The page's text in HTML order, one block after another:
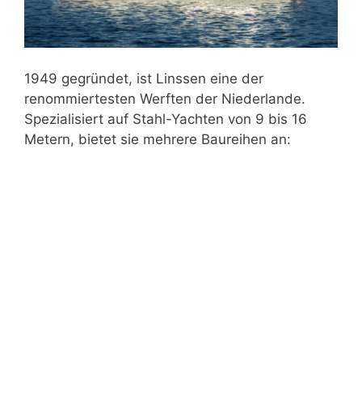
1949 gegründet, ist Linssen eine der
renommiertesten Werften der Niederlande.
Spezialisiert auf Stahl-Yachten von 9 bis 16
Metern, bietet sie mehrere Baureihen an: